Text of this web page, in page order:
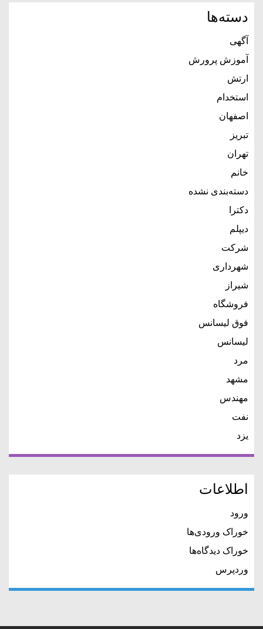
دسته‌ها
آگهی
آموزش پرورش
ارتش
استخدام
اصفهان
تبریز
تهران
خانم
دسته‌بندی نشده
دکترا
دیپلم
شرکت
شهرداری
شیراز
فروشگاه
فوق لیسانس
لیسانس
مرد
مشهد
مهندس
نفت
یزد
اطلاعات
ورود
خوراک ورودی‌ها
خوراک دیدگاه‌ها
وردپرس